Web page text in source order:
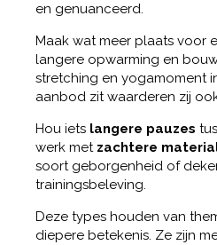
en genuanceerd.
Maak wat meer plaats voor
langere opwarming en
stretching en yogamoment
aanbod zit waarderen zij
Hou iets langere pauzes
werk met zachtere
soort geborgenheid of
trainingsbeleving.
Deze types houden van
diepere betekenis. Ze zijn